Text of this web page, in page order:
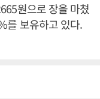
원으로 장을 마쳤
를 보유하고 있다.